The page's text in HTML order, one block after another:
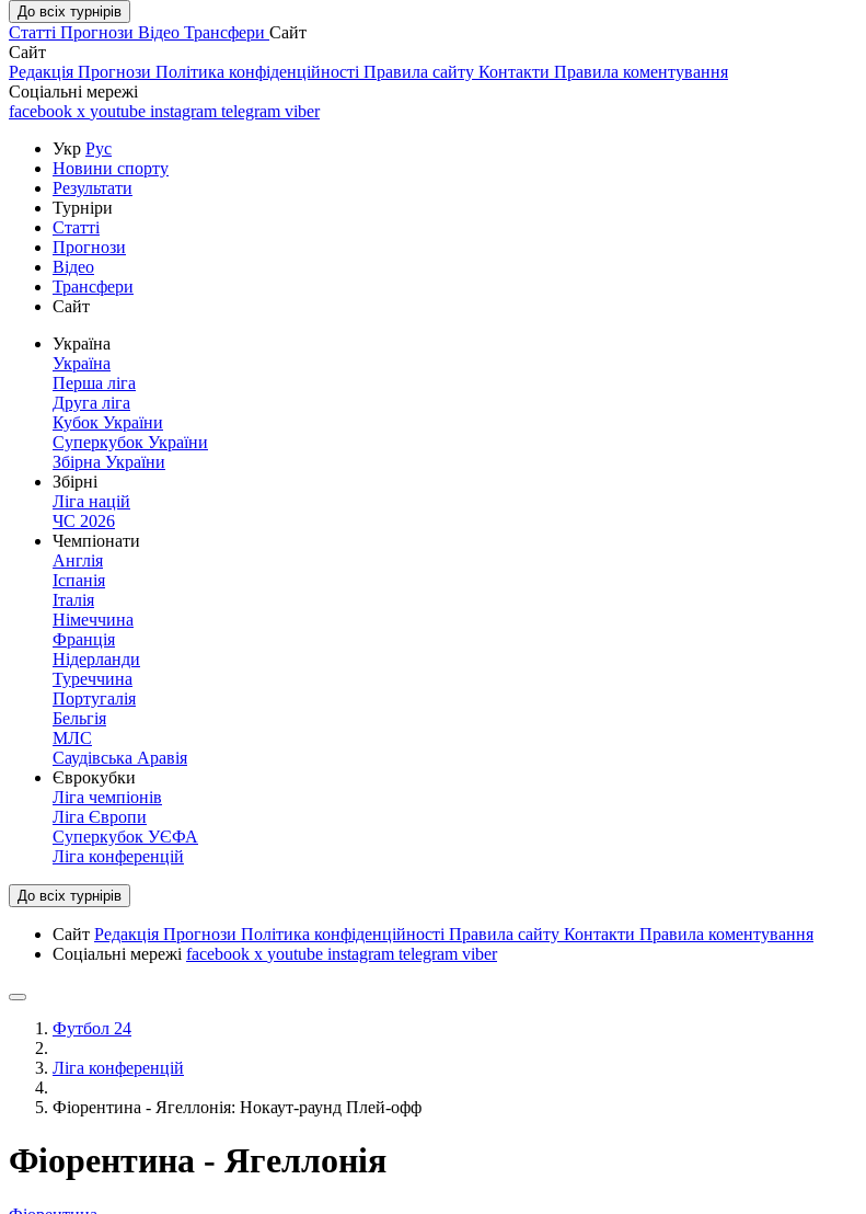
До всіх турнірів
Статті Прогнози Відео Трансфери Сайт
Сайт
Редакція Прогнози Політика конфіденційності Правила сайту Контакти Правила коментування
Соціальні мережі
facebook x youtube instagram telegram viber
Укр Рус
Новини спорту
Результати
Турніри
Статті
Прогнози
Відео
Трансфери
Сайт
Україна
Україна
Перша ліга
Друга ліга
Кубок України
Суперкубок України
Збірна України
Збірні
Ліга націй
ЧС 2026
Чемпіонати
Англія
Іспанія
Італія
Німеччина
Франція
Нідерланди
Туреччина
Португалія
Бельгія
МЛС
Саудівська Аравія
Єврокубки
Ліга чемпіонів
Ліга Європи
Суперкубок УЄФА
Ліга конференцій
До всіх турнірів
Сайт Редакція Прогнози Політика конфіденційності Правила сайту Контакти Правила коментування
Соціальні мережі facebook x youtube instagram telegram viber
Футбол 24
Ліга конференцій
Фіорентина - Ягеллонія: Нокаут-раунд Плей-офф
Фіорентина - Ягеллонія